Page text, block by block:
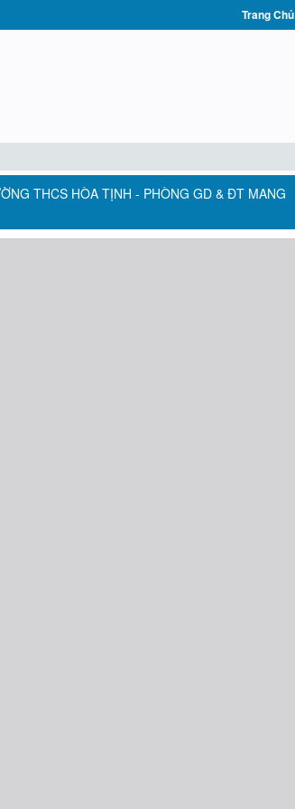
Trang Chủ
THCS HÒA TỊNH - PHÒNG GD & ĐT MANG